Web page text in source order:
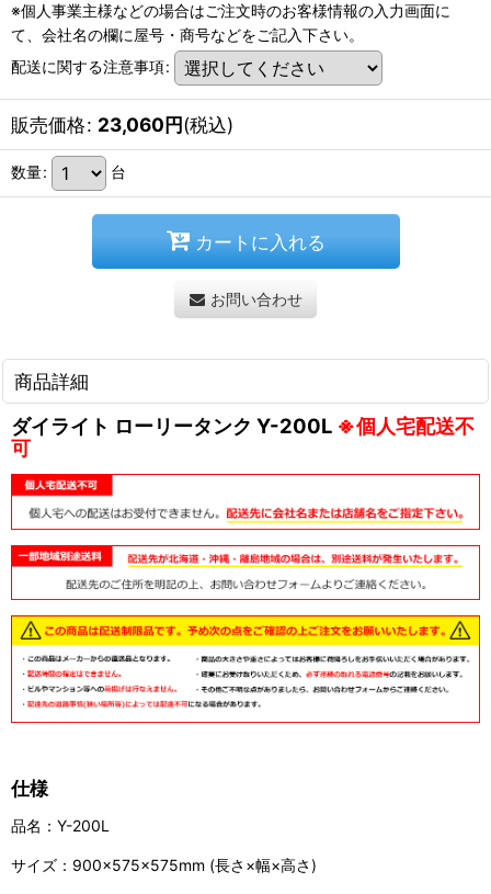
※個人事業主様などの場合はご注文時のお客様情報の入力画面に
て、会社名の欄に屋号・商号などをご記入下さい。
配送に関する注意事項:
販売価格: 23,060円(税込)
数量: 台
カートに入れる
お問い合わせ
商品詳細
ダイライト ローリータンク Y-200L ※個人宅配送不
可
仕様
品名：Y-200L
サイズ：900×575×575mm (長さ×幅×高さ)